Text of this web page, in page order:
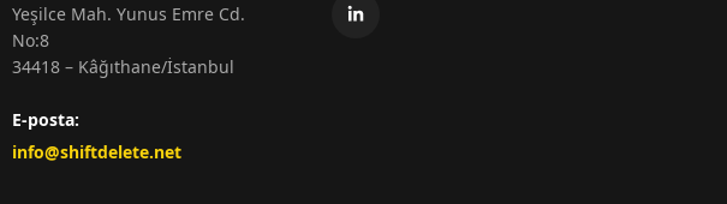
Yeşilce Mah. Yunus Emre Cd.
No:8
34418 – Kâğıthane/İstanbul
E-posta:
info@shiftdelete.net